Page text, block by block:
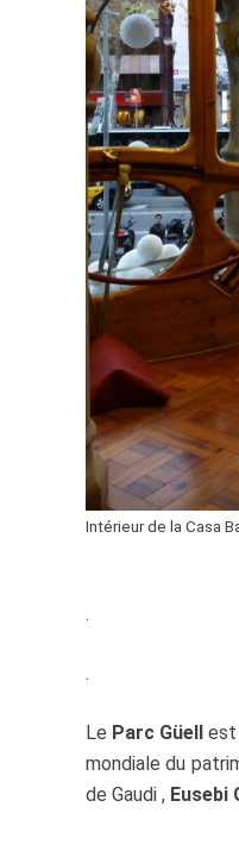
Intérieur de la Casa
.
.
Le Parc Güell est
mondiale du
de Gaudi , Eusebi